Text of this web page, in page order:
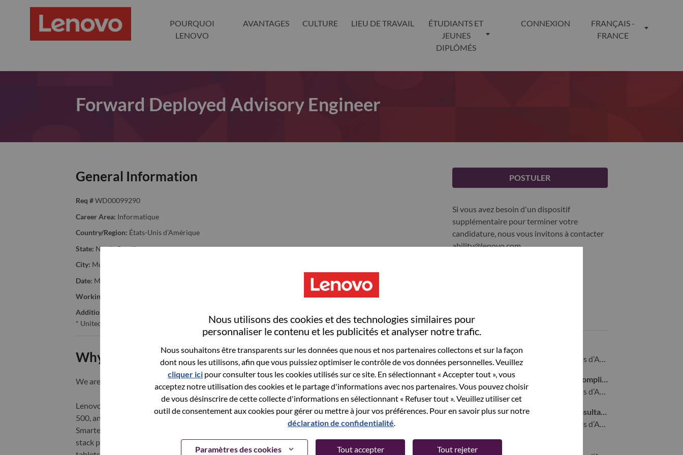
Nous utilisons des cookies et des technologies similaires pour
personnaliser le contenu et les publicités et analyser notre trafic.
Nous souhaitons être transparents sur les données que nous et nos partenaires collectons et sur la façon
dont nous les utilisons, afin que vous puissiez optimiser le contrôle de vos données personnelles. Veuillez
cliquer ici pour consulter tous les cookies utilisés sur ce site. En sélectionnant « Accepter tout », vous
acceptez notre utilisation des cookies et le partage d'informations avec nos partenaires. Vous pouvez choisir
de vous désinscrire de cette collecte d'informations en sélectionnant « Refuser tout ». Veuillez utiliser cet
outil de consentement aux cookies pour gérer ou mettre à jour vos préférences. Pour en savoir plus sur notre
déclaration de confidentialité.
Paramètres des cookies Tout accepter Tout rejeter
POURQUOI
LENOVO
AVANTAGES CULTURE LIEU DE TRAVAIL
ÉTUDIANTS ET
JEUNES
DIPLÔMÉS
CONNEXION
FRANÇAIS -
FRANCE
Forward Deployed Advisory Engineer
General Information
Req # WD00099290
Career Area: Informatique
Country/Region: États-Unis d’Amérique
State: North Carolina
City: Morrisville
Date: Mardi, mai 26, 2026
Working Time:
Additional Locations
* United States of America - North Carolina - Morrisville
Why Work at Lenovo
We are Lenovo. We do what we say. We own what we do. We WOW our customers.
Lenovo is a US$83 billion revenue global technology powerhouse, ranked #153 in the Fortune Global
500, and serving millions of customers every day in 180 markets. Focused on a bold vision to deliver
Smarter Technology for All, Lenovo has built on its success as the world’s largest PC company with a full-
stack portfolio of AI-enabled, AI-ready, and AI-optimized devices (PCs, workstations, smartphones,
POSTULER
Si vous avez besoin d'un dispositif
supplémentaire pour terminer votre
candidature, nous vous invitons à contacter
ability@lenovo.com
Emplois similaires
Customer Care Case Manager
Morrisville, North Carolina, États-Unis d’Amérique,
Sr. Manager, Cyber Resilience Act Compliance
Morrisville, North Carolina, États-Unis d’Amérique,
Principal Digital Transformation Consultant
Morrisville, North Carolina, États-Unis d’Amérique,
Director, AI Solution Delivery